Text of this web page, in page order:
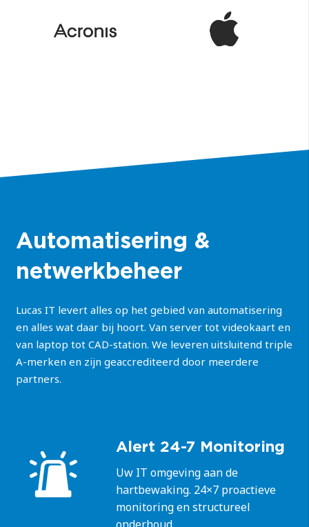
Automatisering &
netwerkbeheer
Lucas IT levert alles op het gebied van automatisering
en alles wat daar bij hoort. Van server tot videokaart en
van laptop tot CAD-station. We leveren uitsluitend triple
A-merken en zijn geaccrediteerd door meerdere
partners.
Alert 24-7 Monitoring
Uw IT omgeving aan de
hartbewaking. 24×7 proactieve
monitoring en structureel